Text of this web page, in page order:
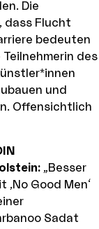
Die
dass Flucht
bedeuten
des
und
Offensichtlich
„Besser
Good Men‘
Sadat